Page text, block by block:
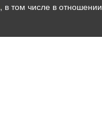
, в том числе в отношении